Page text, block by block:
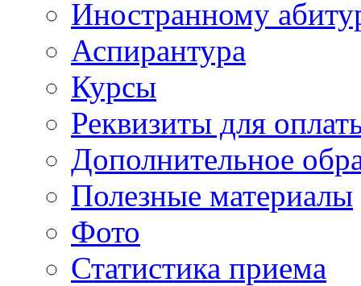
Иностранному
Аспирантура
Курсы
Реквизиты для
Дополнительное
Полезные материалы
Фото
Статистика приема